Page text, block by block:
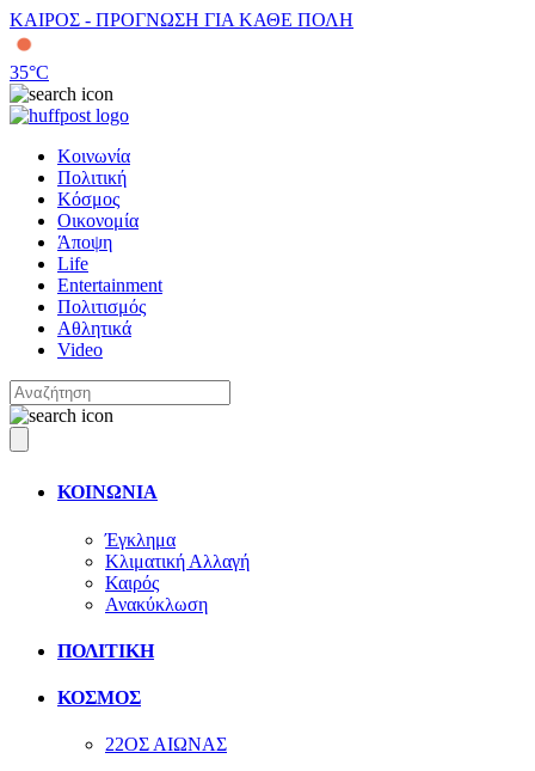
ΚΑΙΡΟΣ - ΠΡΟΓΝΩΣΗ ΓΙΑ ΚΑΘΕ ΠΟΛΗ
35°C
Κοινωνία
Πολιτική
Κόσμος
Οικονομία
Άποψη
Life
Entertainment
Πολιτισμός
Αθλητικά
Video
ΚΟΙΝΩΝΙΑ
Έγκλημα
Κλιματική Αλλαγή
Καιρός
Ανακύκλωση
ΠΟΛΙΤΙΚΗ
ΚΟΣΜΟΣ
22ΟΣ ΑΙΩΝΑΣ